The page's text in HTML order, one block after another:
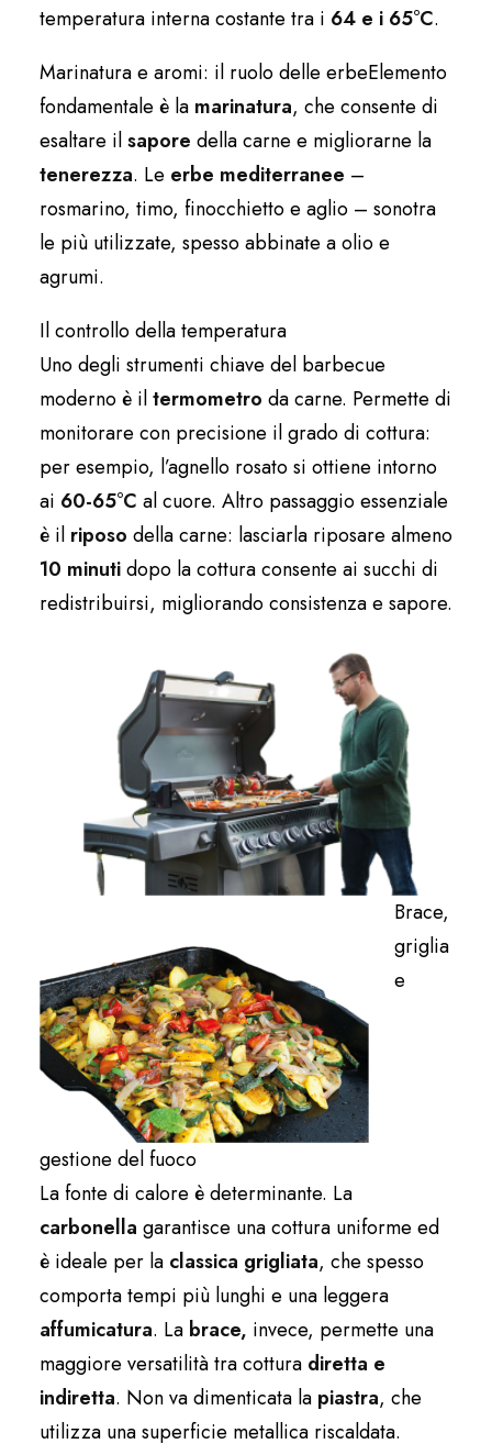
temperatura interna costante tra i 64 e i 65°C.
Marinatura e aromi: il ruolo delle erbeElemento
fondamentale è la marinatura, che consente di
esaltare ilsapore della carne e migliorarne la
tenerezza. Le erbe mediterranee –
rosmarino, timo, finocchietto e aglio – sonotra
le più utilizzate, spesso abbinate a olio e
agrumi.
Il controllo della temperatura
Uno degli strumenti chiave del barbecue
moderno è iltermometro da carne. Permette di
monitorare con precisione il grado di cottura:
per esempio, l’agnello rosato si ottiene intorno
ai 60-65°C al cuore. Altro passaggio essenziale
è il riposo della carne: lasciarla riposare almeno
10 minutidopo la cottura consente ai succhi di
redistribuirsi, migliorando consistenza e sapore.
Brace,
griglia
e
gestione del fuoco
La fonte di calore è determinante. La
carbonella garantisce una cottura uniforme ed
è ideale per la classica grigliata, che spesso
comporta tempi più lunghi e una leggera
affumicatura. La brace, invece, permette una
maggiore versatilità tra cottura diretta e
indiretta. Non va dimenticata la piastra, che
utilizza una superficie metallica riscaldata.